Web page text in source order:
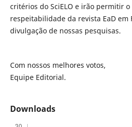
critérios do SciELO e irão permitir
respeitabilidade da revista EaD em
divulgação de nossas pesquisas.
Com nossos melhores votos,
Equipe Editorial.
Downloads